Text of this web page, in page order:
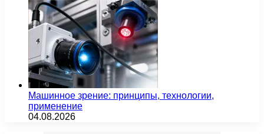
Машинное зрение: принципы, технологии,
применение
04.08.2026